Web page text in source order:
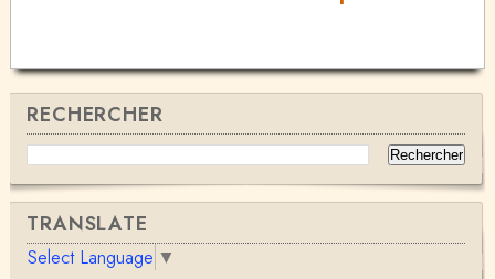
RECHERCHER
TRANSLATE
Select Language ▼